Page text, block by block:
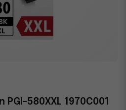
580XXL 1970C001